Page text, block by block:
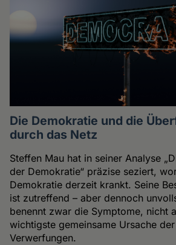
Die Demokratie und die
durch das Netz
Steffen Mau hat in seiner Analyse
der Demokratie“ präzise seziert,
Demokratie derzeit krankt. Seine
ist zutreffend – aber dennoch
benennt zwar die Symptome, nicht
wichtigste gemeinsame Ursache
Verwerfungen.